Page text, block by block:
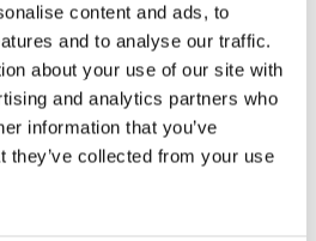
content and ads, to
and to analyse our traffic.
about your use of our site with
and analytics partners who
information that you’ve
they’ve collected from your use
koti- tai
mökkisaunassa,
yksityisessä tai
julkisessa saunassa,
hotellissa, kylpylässä
tai muussa saunassa.